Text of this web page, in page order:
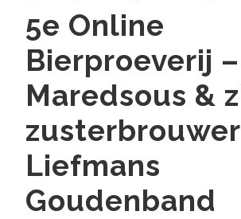
5e Online
Bierproeverij –
Maredsous &
Liefmans
Goudenband